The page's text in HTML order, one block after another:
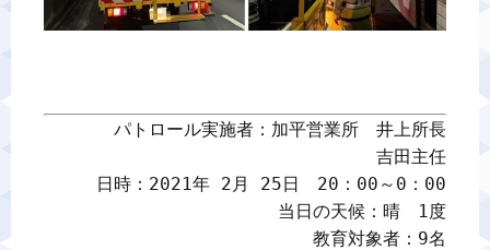
パトロール実施者：加平営業所　井上所長
吉田主任
日時：2021年 2月 25日　20：00～0：00
当日の天候：晴　1度
教育対象者：9名